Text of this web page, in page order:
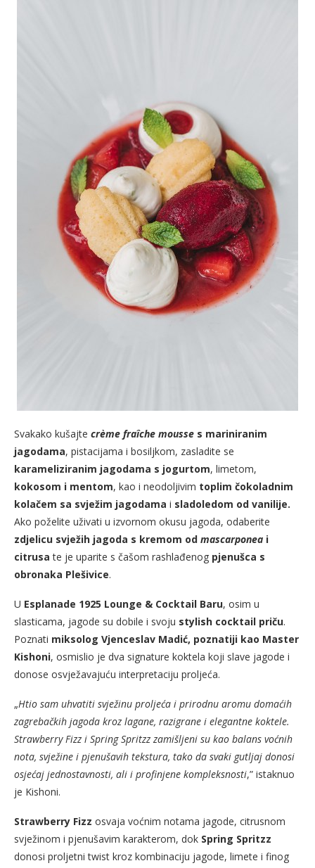
Svakako kušajte crème fraîche mousse s mariniranim
jagodama, pistacijama i bosiljkom, zasladite se
karameliziranim jagodama s jogurtom, limetom,
kokosom i mentom, kao i neodoljivim toplim čokoladnim
kolačem sa svježim jagodama i sladoledom od vanilije.
Ako poželite uživati u izvornom okusu jagoda, odaberite
zdjelicu svježih jagoda s kremom od mascarponea i
citrusa te je uparite s čašom rashlađenog pjenušca s
obronaka Plešivice.
U Esplanade 1925 Lounge & Cocktail Baru, osim u
slasticama, jagode su dobile i svoju stylish cocktail priču.
Poznati miksolog Vjenceslav Madić, poznatiji kao Master
Kishoni, osmislio je dva signature koktela koji slave jagode i
donose osvježavajuću interpretaciju proljeća.
„Htio sam uhvatiti svježinu proljeća i prirodnu aromu domaćih
zagrebačkih jagoda kroz lagane, razigrane i elegantne koktele.
Strawberry Fizz i Spring Spritzz zamišljeni su kao balans voćnih
nota, svježine i pjenušavih tekstura, tako da svaki gutljaj donosi
osjećaj jednostavnosti, ali i profinjene kompleksnosti,” istaknuo
je Kishoni.
Strawberry Fizz osvaja voćnim notama jagode, citrusnom
svježinom i pjenušavim karakterom, dok Spring Spritzz
donosi proljetni twist kroz kombinaciju jagode, limete i finog